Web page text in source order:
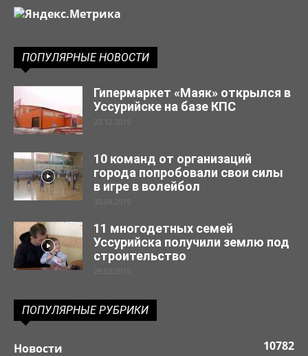
ПОПУЛЯРНЫЕ НОВОСТИ
Гипермаркет «Маяк» открылся в
Уссурийске на базе КПС
23.12.2019
10 команд от организаций
города попробовали свои силы
в игре в волейбол
30.04.2019
11 многодетных семей
Уссурийска получили землю под
строительство
29.03.2019
ПОПУЛЯРНЫЕ РУБРИКИ
Новости 10782